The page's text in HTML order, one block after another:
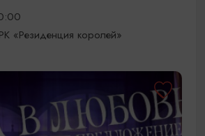
«Резиденция королей»